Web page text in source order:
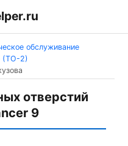
обслуживание
(ТО-2)
отверстий
9